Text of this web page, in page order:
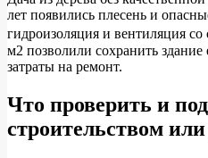
лет появились плесень и
гидроизоляция и вентиляция
м2 позволили сохранить
затраты на ремонт.
Что проверить и
строительством